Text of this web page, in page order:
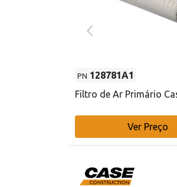
PN 128781A1
Filtro de Ar Primário
Ver Preço